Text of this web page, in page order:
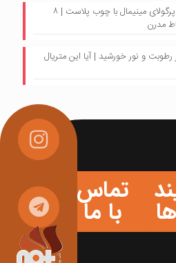
جدیدترین ایده های طراحی پرگولای مینیمال با چوب پلاست | ۸
مدرن
و نور خورشید | آیا این متریال
ها
تماس
با ما